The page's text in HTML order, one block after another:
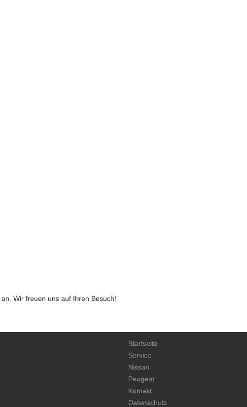
Wir freuen uns auf Ihren Besuch!
Startseite
Service
Nissan
Peugeot
Kontakt
Datenschutz